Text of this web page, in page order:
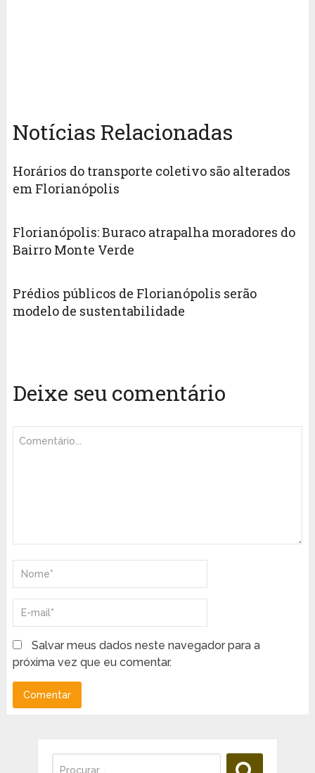
Notícias Relacionadas
Horários do transporte coletivo são alterados
em Florianópolis
Florianópolis: Buraco atrapalha moradores do
Bairro Monte Verde
Prédios públicos de Florianópolis serão
modelo de sustentabilidade
Deixe seu comentário
Salvar meus dados neste navegador para a
próxima vez que eu comentar.